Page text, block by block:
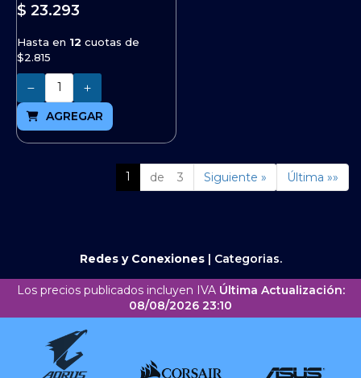
$ 23.293
Hasta en 12 cuotas de
$2.815
Cantidad
AGREGAR
1 de 3 Siguiente » Última »»
Redes y Conexiones| Categorias.
Los precios publicados incluyen IVA Última Actualización:
08/08/2026 23:10